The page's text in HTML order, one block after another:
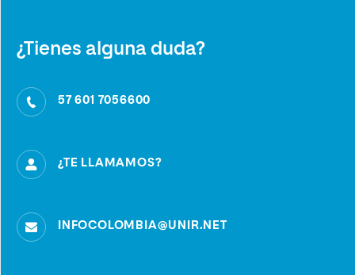
¿Tienes alguna duda?
57 601 7056600
¿TE LLAMAMOS?
INFOCOLOMBIA@UNIR.NET